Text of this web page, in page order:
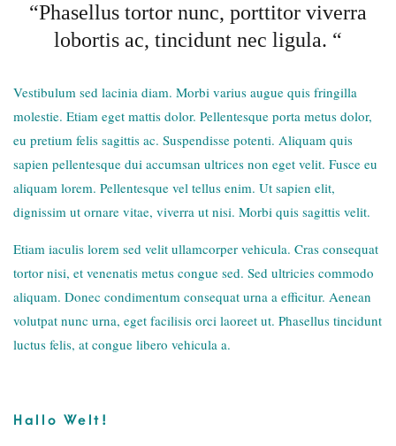
“Phasellus tortor nunc, porttitor viverra
lobortis ac, tincidunt nec ligula. “
Vestibulum sed lacinia diam. Morbi varius augue quis fringilla
molestie. Etiam eget mattis dolor. Pellentesque porta metus dolor,
eu pretium felis sagittis ac. Suspendisse potenti. Aliquam quis
sapien pellentesque dui accumsan ultrices non eget velit. Fusce eu
aliquam lorem. Pellentesque vel tellus enim. Ut sapien elit,
dignissim ut ornare vitae, viverra ut nisi. Morbi quis sagittis velit.
Etiam iaculis lorem sed velit ullamcorper vehicula. Cras consequat
tortor nisi, et venenatis metus congue sed. Sed ultricies commodo
aliquam. Donec condimentum consequat urna a efficitur. Aenean
volutpat nunc urna, eget facilisis orci laoreet ut. Phasellus tincidunt
luctus felis, at congue libero vehicula a.
Hallo Welt!